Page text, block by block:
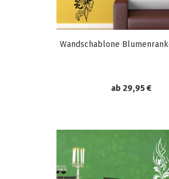
Wandschablone
ab 29,95 €